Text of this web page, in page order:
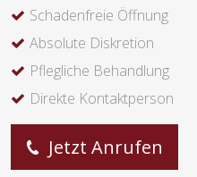
Schadenfreie Öffnung
Absolute Diskretion
Pflegliche Behandlung
Direkte Kontaktperson
Jetzt Anrufen